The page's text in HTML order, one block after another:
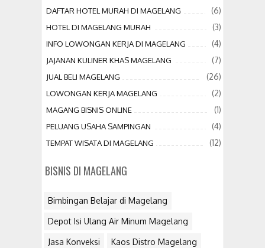
DAFTAR HOTEL MURAH DI MAGELANG (6)
HOTEL DI MAGELANG MURAH (3)
INFO LOWONGAN KERJA DI MAGELANG (4)
JAJANAN KULINER KHAS MAGELANG (7)
JUAL BELI MAGELANG (26)
LOWONGAN KERJA MAGELANG (2)
MAGANG BISNIS ONLINE (1)
PELUANG USAHA SAMPINGAN (4)
TEMPAT WISATA DI MAGELANG (12)
BISNIS DI MAGELANG
Bimbingan Belajar di Magelang
Depot Isi Ulang Air Minum Magelang
Jasa Konveksi Kaos Distro Magelang